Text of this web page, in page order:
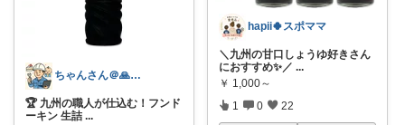
ちゃんさん＠🙏kansya👶1👶0
🏆 九州の職人が仕込む！フンド
ーキン 生詰 ...
hapii🍀スポママ
＼九州の甘口しょうゆ好きさん
におすすめ✨／ ...
￥ 1,000～
1 0 22